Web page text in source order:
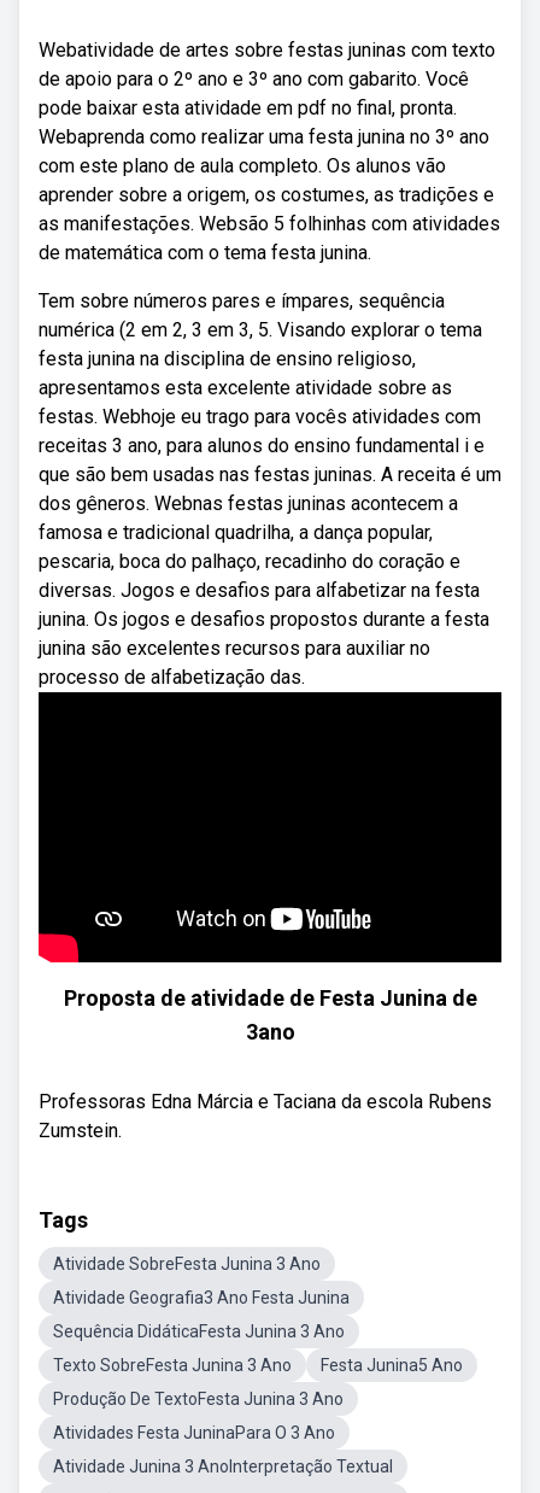
Webatividade de artes sobre festas juninas com texto
de apoio para o 2º ano e 3º ano com gabarito. Você
pode baixar esta atividade em pdf no final, pronta.
Webaprenda como realizar uma festa junina no 3º ano
com este plano de aula completo. Os alunos vão
aprender sobre a origem, os costumes, as tradições e
as manifestações. Websão 5 folhinhas com atividades
de matemática com o tema festa junina.
Tem sobre números pares e ímpares, sequência
numérica (2 em 2, 3 em 3, 5. Visando explorar o tema
festa junina na disciplina de ensino religioso,
apresentamos esta excelente atividade sobre as
festas. Webhoje eu trago para vocês atividades com
receitas 3 ano, para alunos do ensino fundamental i e
que são bem usadas nas festas juninas. A receita é um
dos gêneros. Webnas festas juninas acontecem a
famosa e tradicional quadrilha, a dança popular,
pescaria, boca do palhaço, recadinho do coração e
diversas. Jogos e desafios para alfabetizar na festa
junina. Os jogos e desafios propostos durante a festa
junina são excelentes recursos para auxiliar no
processo de alfabetização das.
Proposta de atividade de Festa Junina de
3ano
Professoras Edna Márcia e Taciana da escola Rubens
Zumstein.
Tags
Atividade SobreFesta Junina 3 Ano
Atividade Geografia3 Ano Festa Junina
Sequência DidáticaFesta Junina 3 Ano
Texto SobreFesta Junina 3 Ano
Festa Junina5 Ano
Produção De TextoFesta Junina 3 Ano
Atividades Festa JuninaPara O 3 Ano
Atividade Junina 3 AnoInterpretação Textual